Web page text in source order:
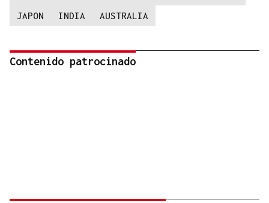
JAPON
INDIA AUSTRALIA
Contenido patrocinado